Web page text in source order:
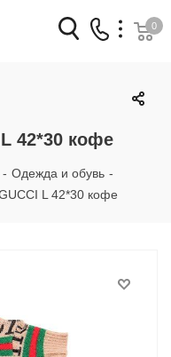
звонок
79-04-04
959-88-32
0
42*30 кофе
- Одежда и обувь -
L 42*30 кофе